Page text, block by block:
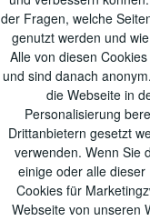
der Fragen, welche
genutzt werden und
Alle von diesen
und sind danach
die Webseite in
Personalisierung
Drittanbietern gesetzt
verwenden. Wenn Sie
einige oder alle
Cookies für
Webseite von unseren